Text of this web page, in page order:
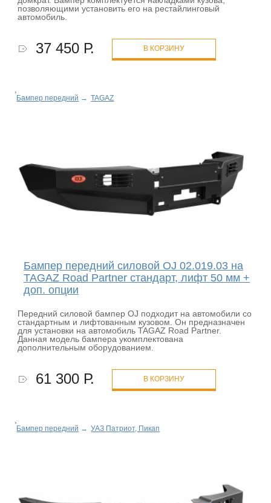
позволяющими установить его на рестайлинговый
автомобиль.
37 450 Р. В КОРЗИНУ
Бампер передний → TAGAZ
Бампер передний силовой OJ 02.019.03 на
TAGAZ Road Partner стандарт, лифт 50 мм +
доп. опции
Передний силовой бампер OJ подходит на автомобили со
стандартным и лифтованным кузовом. Он предназначен
для установки на автомобиль TAGAZ Road Partner.
Данная модель бампера укомплектована
дополнительным оборудованием.
61 300 Р. В КОРЗИНУ
Бампер передний → УАЗ Патриот, Пикап